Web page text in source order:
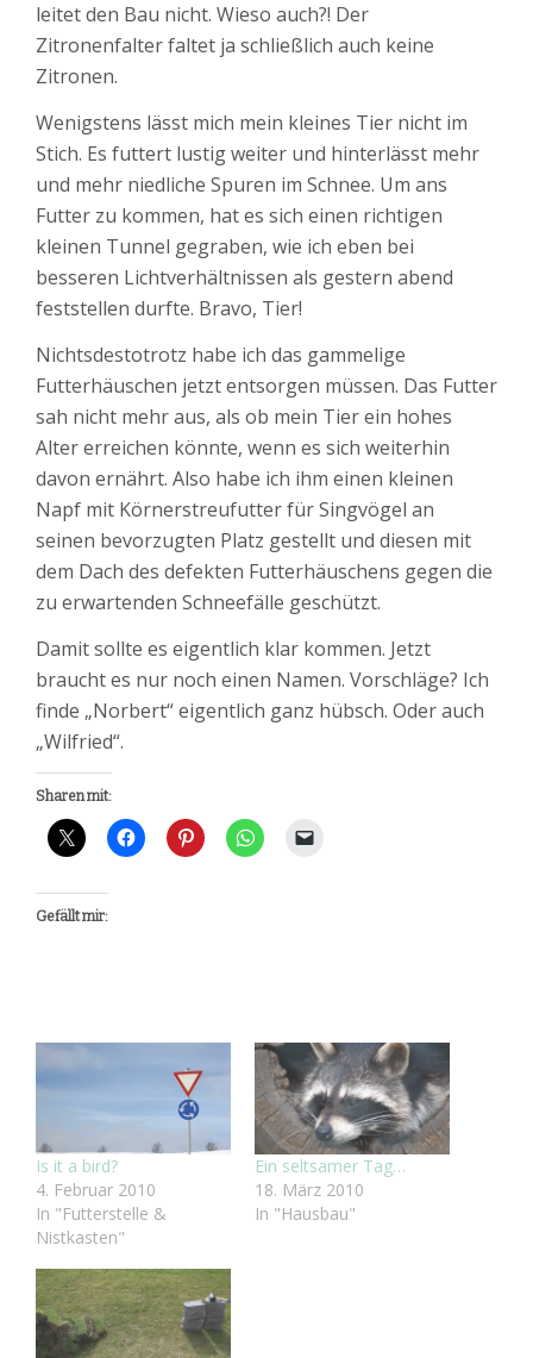
leitet den Bau nicht. Wieso auch?! Der
Zitronenfalter faltet ja schließlich auch keine
Zitronen.
Wenigstens lässt mich mein kleines Tier nicht im
Stich. Es futtert lustig weiter und hinterlässt mehr
und mehr niedliche Spuren im Schnee. Um ans
Futter zu kommen, hat es sich einen richtigen
kleinen Tunnel gegraben, wie ich eben bei
besseren Lichtverhältnissen als gestern abend
feststellen durfte. Bravo, Tier!
Nichtsdestotrotz habe ich das gammelige
Futterhäuschen jetzt entsorgen müssen. Das Futter
sah nicht mehr aus, als ob mein Tier ein hohes
Alter erreichen könnte, wenn es sich weiterhin
davon ernährt. Also habe ich ihm einen kleinen
Napf mit Körnerstreufutter für Singvögel an
seinen bevorzugten Platz gestellt und diesen mit
dem Dach des defekten Futterhäuschens gegen die
zu erwartenden Schneefälle geschützt.
Damit sollte es eigentlich klar kommen. Jetzt
braucht es nur noch einen Namen. Vorschläge? Ich
finde „Norbert“ eigentlich ganz hübsch. Oder auch
„Wilfried“.
Sharen mit:
Gefällt mir:
Is it a bird?
4. Februar 2010
In "Futterstelle &
Nistkasten"
Ein seltsamer Tag…
18. März 2010
In "Hausbau"